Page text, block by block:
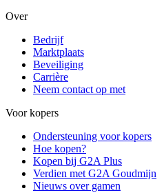
Over
Bedrijf
Marktplaats
Beveiliging
Carrière
Neem contact op met
Voor kopers
Ondersteuning voor kopers
Hoe kopen?
Kopen bij G2A Plus
Verdien met G2A Goudmijn
Nieuws over gamen